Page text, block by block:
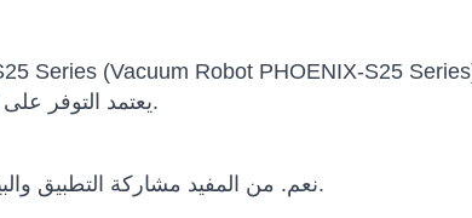
يعتمد التوفر على المخزون والتكوين وسياسة الشركة المصنعة وبلد الوجهة.
نعم. من المفيد مشاركة التطبيق والبيئة والكمية والميزانية والجدول الزمني ومتطلبات التكامل.